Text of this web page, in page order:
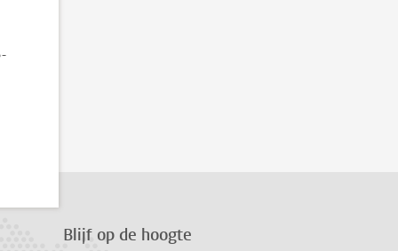
Blijf op de hoogte